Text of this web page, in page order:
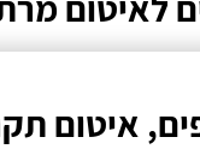
איטום